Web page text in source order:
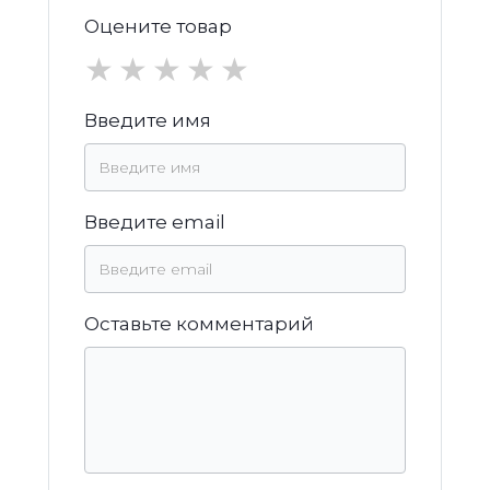
Оцените товар
★
★
★
★
★
Введите имя
Введите email
Оставьте комментарий